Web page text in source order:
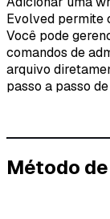
Evolved permite
Você pode
comandos de
arquivo
passo a passo
Método